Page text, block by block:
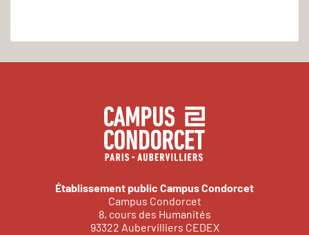
Établissement public Campus Condorcet
Campus Condorcet
8, cours des Humanités
93322 Aubervilliers CEDEX